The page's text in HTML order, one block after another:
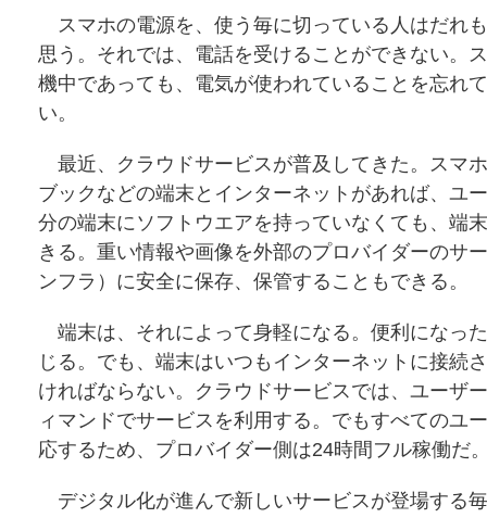
スマホの電源を、使う毎に切っている人はだれ
思う。それでは、電話を受けることができない。
機中であっても、電気が使われていることを忘れ
い。
最近、クラウドサービスが普及してきた。スマ
ブックなどの端末とインターネットがあれば、ユ
分の端末にソフトウエアを持っていなくても、端
きる。重い情報や画像を外部のプロバイダーのサ
ンフラ）に安全に保存、保管することもできる。
端末は、それによって身軽になる。便利になっ
じる。でも、端末はいつもインターネットに接続
ければならない。クラウドサービスでは、ユーザ
ィマンドでサービスを利用する。でもすべてのユ
応するため、プロバイダー側は24時間フル稼働だ
デジタル化が進んで新しいサービスが登場する